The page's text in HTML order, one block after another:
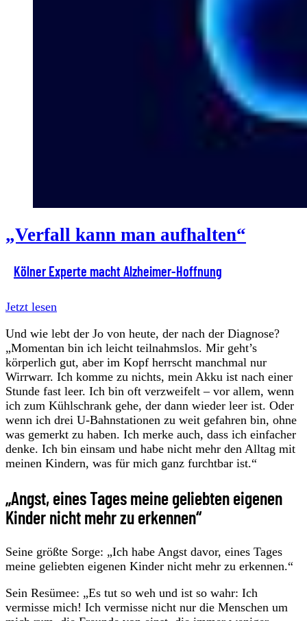
„Verfall kann man aufhalten“
Kölner Experte macht Alzheimer-Hoffnung
Jetzt lesen
Und wie lebt der Jo von heute, der nach der Diagnose?
„Momentan bin ich leicht teilnahmslos. Mir geht’s
körperlich gut, aber im Kopf herrscht manchmal nur
Wirrwarr. Ich komme zu nichts, mein Akku ist nach einer
Stunde fast leer. Ich bin oft verzweifelt – vor allem, wenn
ich zum Kühlschrank gehe, der dann wieder leer ist. Oder
wenn ich drei U-Bahnstationen zu weit gefahren bin, ohne
was gemerkt zu haben. Ich merke auch, dass ich einfacher
denke. Ich bin einsam und habe nicht mehr den Alltag mit
meinen Kindern, was für mich ganz furchtbar ist.“
„Angst, eines Tages meine geliebten eigenen
Kinder nicht mehr zu erkennen“
Seine größte Sorge: „Ich habe Angst davor, eines Tages
meine geliebten eigenen Kinder nicht mehr zu erkennen.“
Sein Resümee: „Es tut so weh und ist so wahr: Ich
vermisse mich! Ich vermisse nicht nur die Menschen um